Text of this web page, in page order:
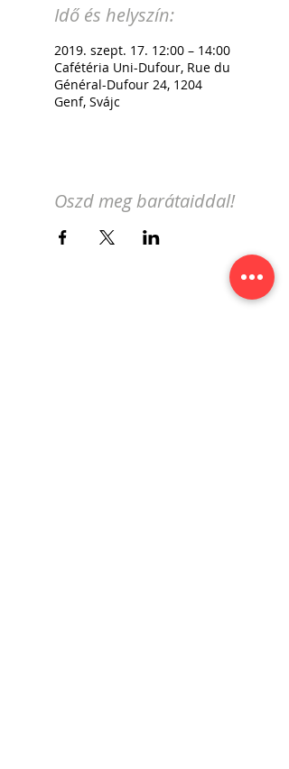
Idő és helyszín:
2019. szept. 17. 12:00 – 14:00
Cafétéria Uni-Dufour, Rue du
Général-Dufour 24, 1204
Genf, Svájc
Oszd meg barátaiddal!